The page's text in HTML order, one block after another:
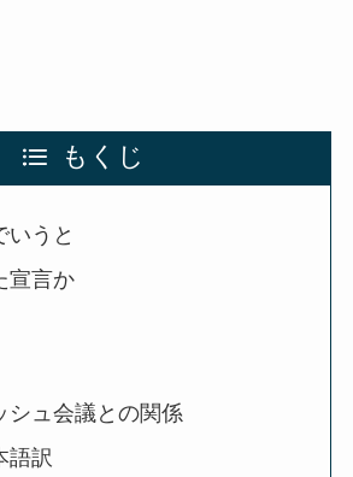
もくじ
いうと
宣言か
シュ会議との関係
語訳